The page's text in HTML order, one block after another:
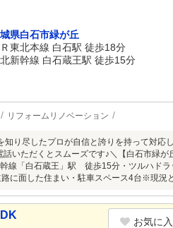
県白石市緑が丘
Ｒ東北本線 白石駅 徒歩18分
新幹線 白石蔵王駅 徒歩15分
リフォームリノベーション
知り尽したプロが自信と誇りを持って対
話いただくとスムーズです♪＼【白石市緑
線「白石蔵王」駅 徒歩15分・ツルハド
に面した住まい・駐車スペース4台※現況
お気に